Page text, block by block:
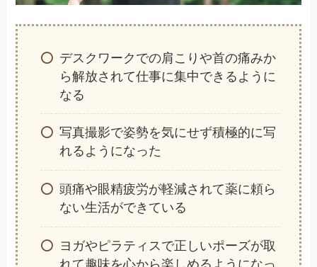
デスクワークでの肩こりや首の痛みか
ら解放されて仕事に集中できるように
なる
写真撮影で姿勢を気にせず積極的に写
れるようになった
頭痛や眼精疲労が軽減されて薬に頼ら
ない生活ができている
ヨガやピラティスで正しいポーズが取